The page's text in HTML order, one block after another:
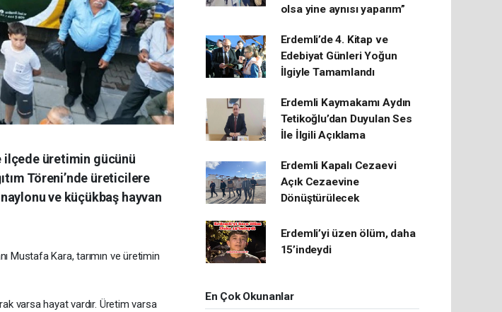
ilçede üretimin gücünü
Töreni’nde üreticilere
ve küçükbaş hayvan
Mustafa Kara, tarımın ve üretimin
varsa hayat vardır. Üretim varsa
olsa yine aynısı yaparım”
Erdemli’de 4. Kitap ve
Edebiyat Günleri Yoğun
İlgiyle Tamamlandı
Erdemli Kaymakamı Aydın
Tetikoğlu’dan Duyulan Ses
İle İlgili Açıklama
Erdemli Kapalı Cezaevi
Açık Cezaevine
Dönüştürülecek
Erdemli’yi üzen ölüm, daha
15’indeydi
En Çok Okunanlar